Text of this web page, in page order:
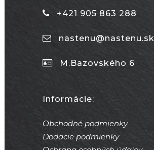
+421 905 863 288
nastenu@nastenu.sk
M.Bazovského 6
Informácie:
Obchodné podmienky
Dodacie podmienky